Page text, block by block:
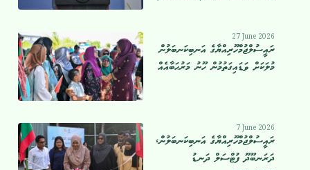
27 June 2026
ރައީސުލްޖުމްހޫރިއްޔާގެ އަނބިކަނބަލުން
މުލަކަށް ވަޑައިގަތުމުން ހޫނު މަރުޙަބާއެއް
7 June 2026
ރައީސުލްޖުމްހޫރިއްޔާގެ އަނބިކަނބަލުން،
ދަރަނބޫދޫ ފުޓްސަލް ދަނޑު